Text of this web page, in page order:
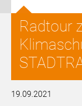
Radtour
19.09.2021